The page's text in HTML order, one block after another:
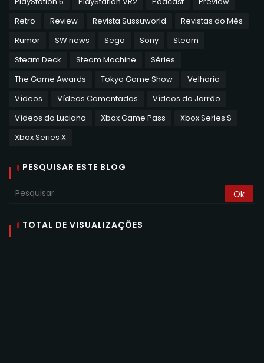
Retro
Review Revista Sussuworld
Revistas do Mês
Rumor
SW news Sega Sony
Steam
Steam Deck
Steam Machine
Séries
The Game Awards
Tokyo Game Show
Velharia
Vídeos
Vídeos Comentados
Vídeos do Jarrão
Vídeos do Luciano
Xbox Game Pass
Xbox Series S
Xbox Series X
PESQUISAR ESTE BLOG
TOTAL DE VISUALIZAÇÕES